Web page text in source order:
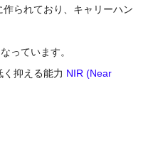
られており、キャリーハン
っています。
抑える能力 NIR (Near